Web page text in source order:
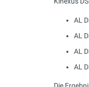
AL
AL
AL
AL
Die